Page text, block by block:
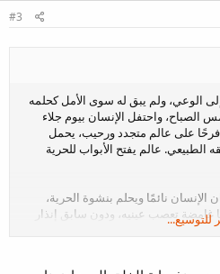
#3
الوعي، ولم يبق له سوى الأمل كحلمه
الصباح، واحتفل الإنسان بيوم جلاء
على عالم متجدد ورحيب، يحمل
عالم يفتح الأبواب للحرية
الإنسان نائمًا ويحلم بنشوة الحرية،
تعصب عينيه، ودون سابق إنذار
ضيقة ومظلمة جدًا لا يصل إليها أي
للتوسيع...